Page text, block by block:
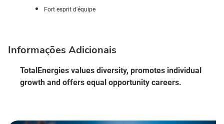
Fort esprit d'équipe
Informações Adicionais
TotalEnergies values diversity, promotes individual
growth and offers equal opportunity careers.